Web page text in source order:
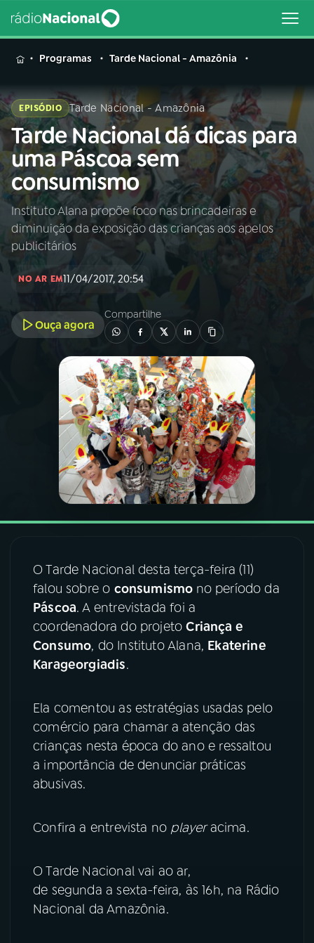
MENU
Buscar
na
Rádio
Nacional
Buscar
AO VIVO
PROGRAMAS
PODCASTS
VIDEOCASTS
FESTIVAL DE MÚSICA
ACOMPANHE A RÁDIO NACIONAL
TikTok
Programas Tarde Nacional - Amazônia
EPISÓDIO Tarde Nacional - Amazônia
Tarde Nacional dá dicas para
uma Páscoa sem
consumismo
Instituto Alana propõe foco nas brincadeiras e
diminuição da exposição das crianças aos apelos
publicitários
NO AR EM11/04/2017, 20:54
Ouça agora
Compartilhe
O Tarde Nacional desta terça-feira (11)
falou sobre o consumismo no período da
Páscoa. A entrevistada foi a
coordenadora do projetoCriança e
Consumo, do Instituto Alana, Ekaterine
Karageorgiadis.
Ela comentou as estratégias usadas pelo
comércio para chamar a atenção das
crianças nesta época do ano e ressaltou
a importância de denunciar práticas
abusivas.
Confira a entrevista no playeracima.
O Tarde Nacional vai ao ar,
de segunda a sexta-feira, às 16h, na Rádio
Nacional da Amazônia.